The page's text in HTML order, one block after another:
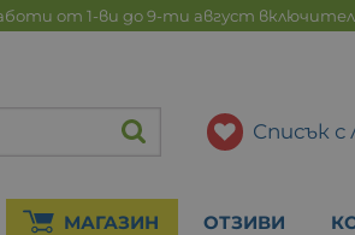
от 1-ви до 9-ти август
Списък
МАГАЗИН ОТЗИВИ